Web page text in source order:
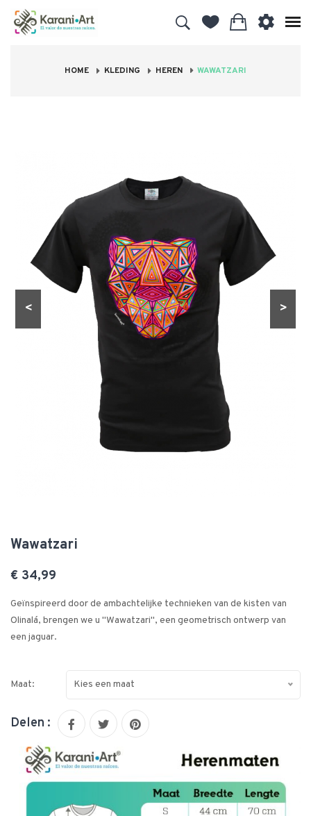
HOME KLEDING HEREN WAWATZARI
>
<
Wawatzari
€ 34,99
Geïnspireerd door de ambachtelijke technieken van de kisten van
Olinalá, brengen we u "Wawatzari", een geometrisch ontwerp van
een jaguar.
Maat: Kies een maat
Delen :